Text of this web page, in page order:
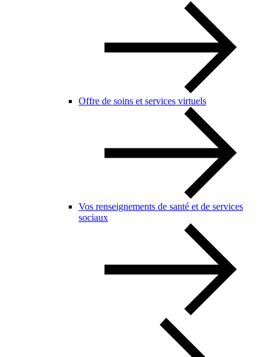
Offre de soins et services virtuels
Vos renseignements de santé et de services
sociaux